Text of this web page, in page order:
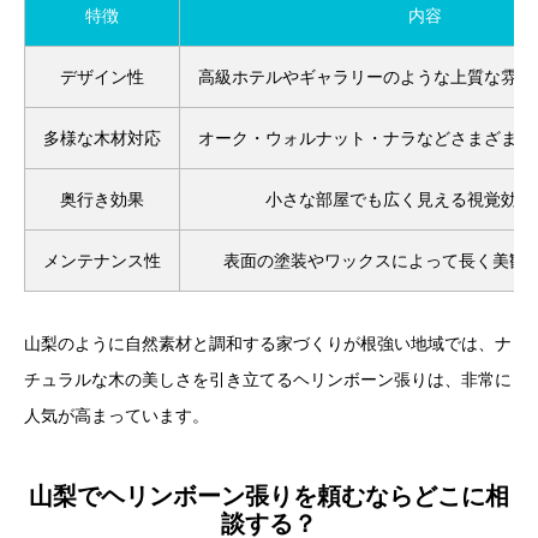
特徴 内容
デザイン性 高級ホテルやギャラリーのような上質な雰
多様な木材対応 オーク・ウォルナット・ナラなどさまざま
奥行き効果 小さな部屋でも広く見える視覚効
メンテナンス性 表面の塗装やワックスによって長く美観
山梨のように自然素材と調和する家づくりが根強い地域では、ナ
チュラルな木の美しさを引き立てるヘリンボーン張りは、非常に
人気が高まっています。
山梨でヘリンボーン張りを頼むならどこに相
談する？